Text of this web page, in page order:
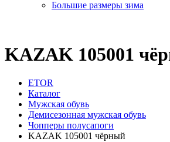
Большие размеры зима
KAZAK 105001
ETOR
Каталог
Мужская обувь
Демисезонная мужская обувь
Чопперы полусапоги
KAZAK 105001 чёрный